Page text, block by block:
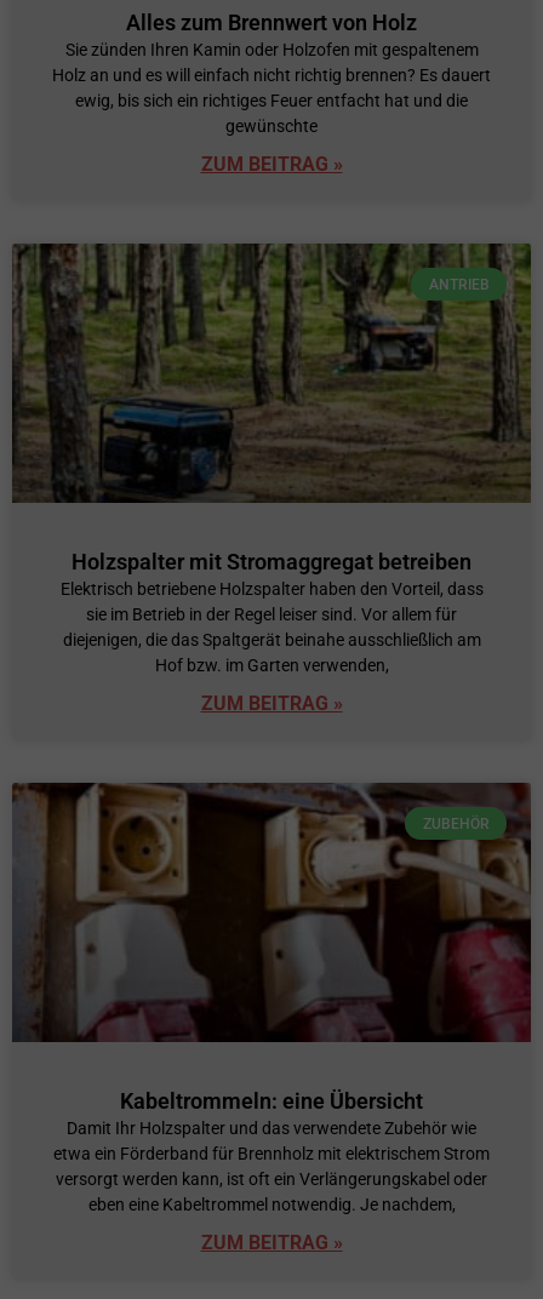
Alles zum Brennwert von Holz
Sie zünden Ihren Kamin oder Holzofen mit gespaltenem
Holz an und es will einfach nicht richtig brennen? Es dauert
ewig, bis sich ein richtiges Feuer entfacht hat und die
gewünschte
ZUM BEITRAG »
ANTRIEB
Holzspalter mit Stromaggregat betreiben
Elektrisch betriebene Holzspalter haben den Vorteil, dass
sie im Betrieb in der Regel leiser sind. Vor allem für
diejenigen, die das Spaltgerät beinahe ausschließlich am
Hof bzw. im Garten verwenden,
ZUM BEITRAG »
ZUBEHÖR
Kabeltrommeln: eine Übersicht
Damit Ihr Holzspalter und das verwendete Zubehör wie
etwa ein Förderband für Brennholz mit elektrischem Strom
versorgt werden kann, ist oft ein Verlängerungskabel oder
eben eine Kabeltrommel notwendig. Je nachdem,
ZUM BEITRAG »